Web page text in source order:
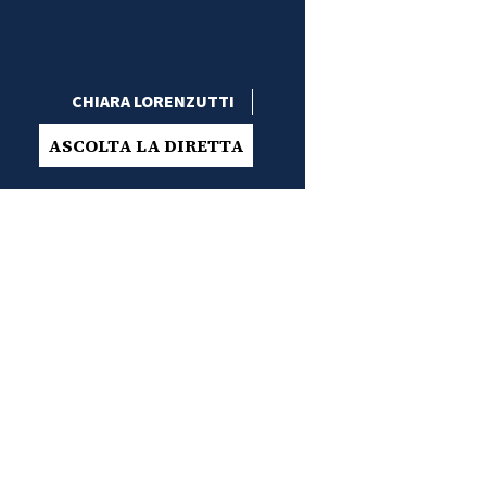
CHIARA LORENZUTTI
ASCOLTA LA DIRETTA